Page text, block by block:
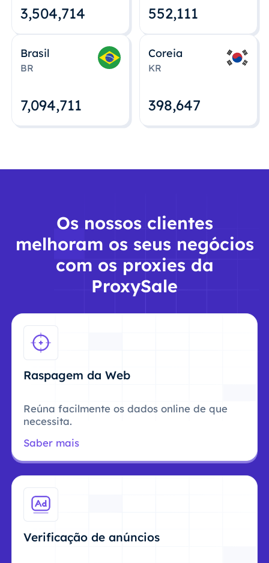
3,504,715 552,112
Brasil
BR
7,094,712
Coreia
KR
398,648
Os nossos clientes
melhoram os seus negócios
com os proxies da
ProxySale
Raspagem da Web
Reúna facilmente os dados online de que
necessita.
Saber mais
Verificação de anúncios